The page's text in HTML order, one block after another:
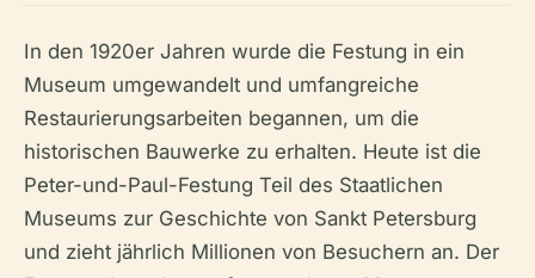
In den 1920er Jahren wurde die Festung in ein
Museum umgewandelt und umfangreiche
Restaurierungsarbeiten begannen, um die
historischen Bauwerke zu erhalten. Heute ist die
Peter-und-Paul-Festung Teil des Staatlichen
Museums zur Geschichte von Sankt Petersburg
und zieht jährlich Millionen von Besuchern an. Der